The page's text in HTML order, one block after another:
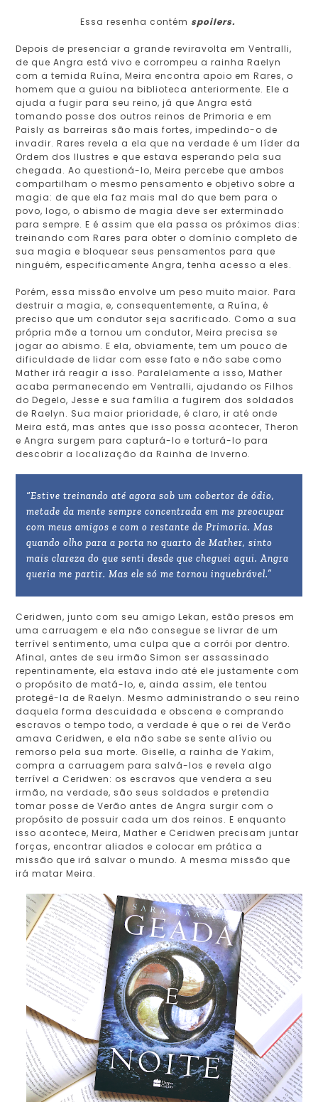
Essa resenha contém spoilers.
Depois de presenciar a grande reviravolta em Ventralli,
de que Angra está vivo e corrompeu a rainha Raelyn
com a temida Ruína, Meira encontra apoio em Rares, o
homem que a guiou na biblioteca anteriormente. Ele a
ajuda a fugir para seu reino, já que Angra está
tomando posse dos outros reinos de Primoria e em
Paisly as barreiras são mais fortes, impedindo-o de
invadir. Rares revela a ela que na verdade é um líder da
Ordem dos Ilustres e que estava esperando pela sua
chegada. Ao questioná-lo, Meira percebe que ambos
compartilham o mesmo pensamento e objetivo sobre a
magia: de que ela faz mais mal do que bem para o
povo, logo, o abismo de magia deve ser exterminado
para sempre. E é assim que ela passa os próximos dias:
treinando com Rares para obter o domínio completo de
sua magia e bloquear seus pensamentos para que
ninguém, especificamente Angra, tenha acesso a eles.
Porém, essa missão envolve um peso muito maior. Para
destruir a magia, e, consequentemente, a Ruína, é
preciso que um condutor seja sacrificado. Como a sua
própria mãe a tornou um condutor, Meira precisa se
jogar ao abismo. E ela, obviamente, tem um pouco de
dificuldade de lidar com esse fato e não sabe como
Mather irá reagir a isso. Paralelamente a isso, Mather
acaba permanecendo em Ventralli, ajudando os Filhos
do Degelo, Jesse e sua família a fugirem dos soldados
de Raelyn. Sua maior prioridade, é claro, ir até onde
Meira está, mas antes que isso possa acontecer, Theron
e Angra surgem para capturá-lo e torturá-lo para
descobrir a localização da Rainha de Inverno.
“Estive treinando até agora sob um cobertor de ódio,
metade da mente sempre concentrada em me preocupar
com meus amigos e com o restante de Primoria. Mas
quando olho para a porta no quarto de Mather, sinto
mais clareza do que senti desde que cheguei aqui. Angra
queria me partir. Mas ele só me tornou inquebrável.”
Ceridwen, junto com seu amigo Lekan, estão presos em
uma carruagem e ela não consegue se livrar de um
terrível sentimento, uma culpa que a corrói por dentro.
Afinal, antes de seu irmão Simon ser assassinado
repentinamente, ela estava indo até ele justamente com
o propósito de matá-lo, e, ainda assim, ele tentou
protegê-la de Raelyn. Mesmo administrando o seu reino
daquela forma descuidada e obscena e comprando
escravos o tempo todo, a verdade é que o rei de Verão
amava Ceridwen, e ela não sabe se sente alívio ou
remorso pela sua morte. Giselle, a rainha de Yakim,
compra a carruagem para salvá-los e revela algo
terrível a Ceridwen: os escravos que vendera a seu
irmão, na verdade, são seus soldados e pretendia
tomar posse de Verão antes de Angra surgir com o
propósito de possuir cada um dos reinos. E enquanto
isso acontece, Meira, Mather e Ceridwen precisam juntar
forças, encontrar aliados e colocar em prática a
missão que irá salvar o mundo. A mesma missão que
irá matar Meira.